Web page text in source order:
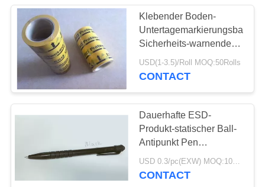
NACHRICHTEN
FORDERN
SIE
EIN
SITEMAP
Sicherheits-
Drehkreuz
24
Klebender Boden-
Untertagemarkierungsband
Sicherheits-warnendes
Band PVCs ESD
wasserdicht
USD(1-3.5)/Roll MOQ:50Rolls
CONTACT
Dauerhafte ESD-
Produkt-statischer Ball-
Antipunkt Pen
Cleanroom Approved
Pens
USD 0.3/pc(EXW) MOQ:1000pcs
CONTACT